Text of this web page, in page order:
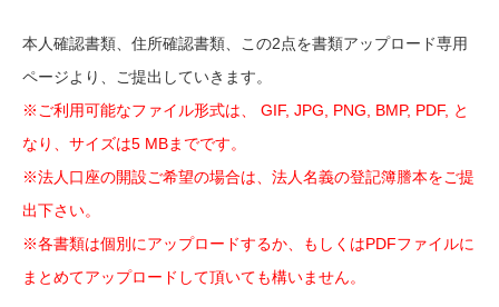
本人確認書類、住所確認書類、この2点を書類アップロード専用
ページより、ご提出していきます。
※ご利用可能なファイル形式は、 GIF, JPG, PNG, BMP, PDF, と
なり、サイズは5 MBまでです。
※法人口座の開設ご希望の場合は、法人名義の登記簿謄本をご提
出下さい。
※各書類は個別にアップロードするか、もしくはPDFファイルに
まとめてアップロードして頂いても構いません。